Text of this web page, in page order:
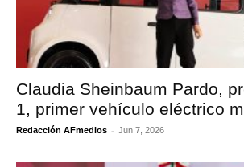
Claudia Sheinbaum Pardo,
1, primer vehículo eléctrico
Redacción AFmedios - Jun 7, 2026